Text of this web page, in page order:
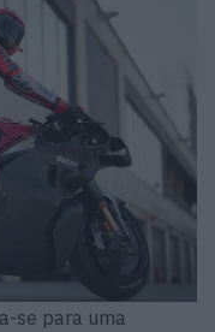
se para uma